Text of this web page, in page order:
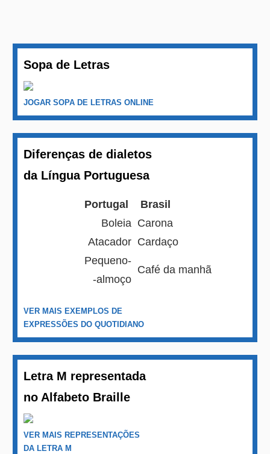
Sopa de Letras
JOGAR SOPA DE LETRAS ONLINE
Diferenças de dialetos
da Língua Portuguesa
Portugal
Brasil
Boleia Carona
Atacador Cardaço
Pequeno-
-almoço
Café da manhã
VER MAIS EXEMPLOS DE
EXPRESSÕES DO QUOTIDIANO
Letra M representada
no Alfabeto Braille
VER MAIS REPRESENTAÇÕES
DA LETRA M